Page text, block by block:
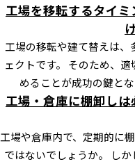
工場を移転するタイ
工場の移転や建て替えは
ェクトです。 そのため、
めることが成功の鍵と
工場・倉庫に棚卸し
工場や倉庫内で、定期的に
ではないでしょうか。 し